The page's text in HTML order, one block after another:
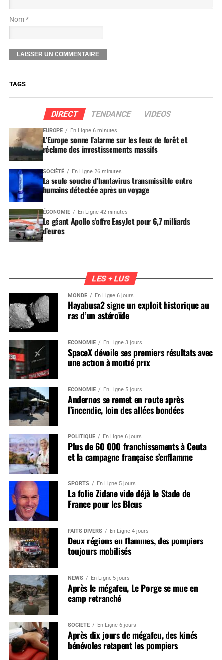
Nom *
TAGS
DIRECT TENDANCE VIDEOS
EUROPE En Ligne 6 minutes
L’Europe sonne l’alarme sur les feux de forêt et
réclame des investissements massifs
SOCIÉTÉ En Ligne 26 minutes
La seule souche d’hantavirus transmissible entre
humains détectée après un voyage
ÉCONOMIE En Ligne 42 minutes
Le géant Apollo s’offre EasyJet pour 6,7 milliards
d’euros
LES + LUS
MONDE En Ligne 6 jours
Hayabusa2 signe un exploit historique au
ras d’un astéroïde
ÉCONOMIE En Ligne 3 jours
SpaceX dévoile ses premiers résultats avec
une action à moitié prix
ÉCONOMIE En Ligne 5 jours
Andernos se remet en route après
l’incendie, loin des allées bondées
POLITIQUE En Ligne 6 jours
Plus de 60 000 franchissements à Ceuta
et la campagne française s’enflamme
SPORTS En Ligne 5 jours
La folie Zidane vide déjà le Stade de
France pour les Bleus
FAITS DIVERS En Ligne 4 jours
Deux régions en flammes, des pompiers
toujours mobilisés
NEWS En Ligne 5 jours
Après le mégafeu, Le Porge se mue en
camp retranché
SOCIÉTÉ En Ligne 6 jours
Après dix jours de mégafeu, des kinés
bénévoles retapent les pompiers